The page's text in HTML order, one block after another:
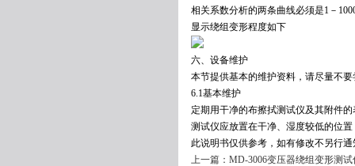
相关系数分析的两条曲线必须是1－
显示绕组变形程度如下
六、设备维护
本节提供基本的维护资料，请尽量不
6.1基本维护
定期用干净的布擦拭测试仪及其附件的
测试仪应放置在干净、湿度较低的位
此说明书仅供参考，如有修改不另行通
上一篇： MD-3006变压器绕组变形测试